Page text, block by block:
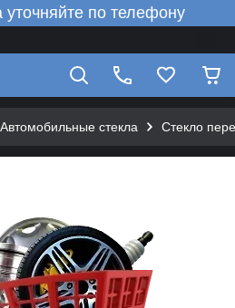
по телефону
Автомобильные стекла Стекло